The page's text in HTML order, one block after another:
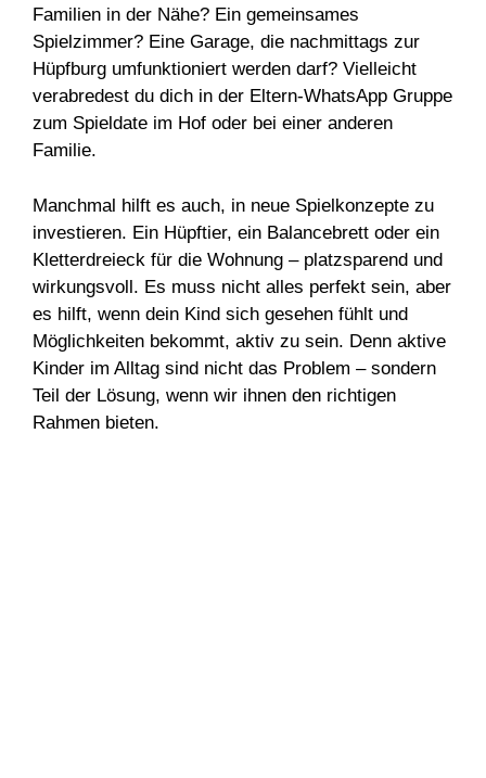
Familien in der Nähe? Ein gemeinsames
Spielzimmer? Eine Garage, die nachmittags zur
Hüpfburg umfunktioniert werden darf? Vielleicht
verabredest du dich in der Eltern-WhatsApp Gruppe
zum Spieldate im Hof oder bei einer anderen
Familie.
Manchmal hilft es auch, in neue Spielkonzepte zu
investieren. Ein Hüpftier, ein Balancebrett oder ein
Kletterdreieck für die Wohnung – platzsparend und
wirkungsvoll. Es muss nicht alles perfekt sein, aber
es hilft, wenn dein Kind sich gesehen fühlt und
Möglichkeiten bekommt, aktiv zu sein. Denn aktive
Kinder im Alltag sind nicht das Problem – sondern
Teil der Lösung, wenn wir ihnen den richtigen
Rahmen bieten.